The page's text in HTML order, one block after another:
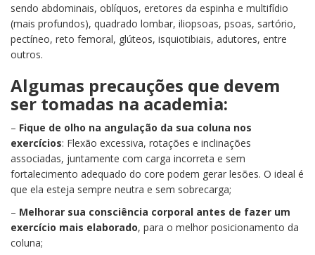
sendo abdominais, oblíquos, eretores da espinha e multifídio
(mais profundos), quadrado lombar, iliopsoas, psoas, sartório,
pectíneo, reto femoral, glúteos, isquiotibiais, adutores, entre
outros.
Algumas precauções que devem
ser tomadas na academia:
– Fique de olho na angulação da sua coluna nos
exercícios: Flexão excessiva, rotações e inclinações
associadas, juntamente com carga incorreta e sem
fortalecimento adequado do core podem gerar lesões. O ideal é
que ela esteja sempre neutra e sem sobrecarga;
– Melhorar sua consciência corporal antes de fazer um
exercício mais elaborado, para o melhor posicionamento da
coluna;